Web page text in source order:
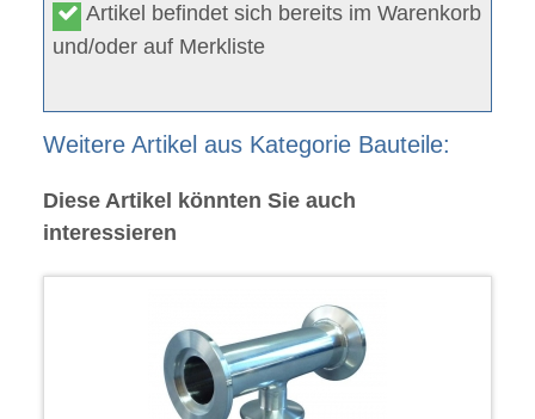
Artikel befindet sich bereits im Warenkorb
und/oder auf Merkliste
Weitere Artikel aus Kategorie Bauteile:
Diese Artikel könnten Sie auch
interessieren